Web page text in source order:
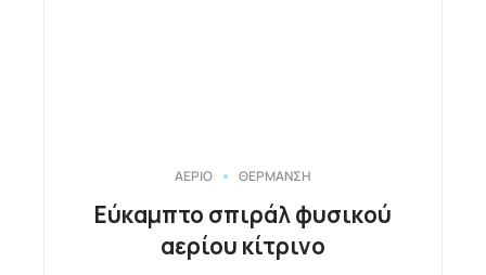
ΑΕΡΙΟ ΘΕΡΜΑΝΣΗ
Εύκαμπτο σπιράλ φυσικού
αερίου κίτρινο